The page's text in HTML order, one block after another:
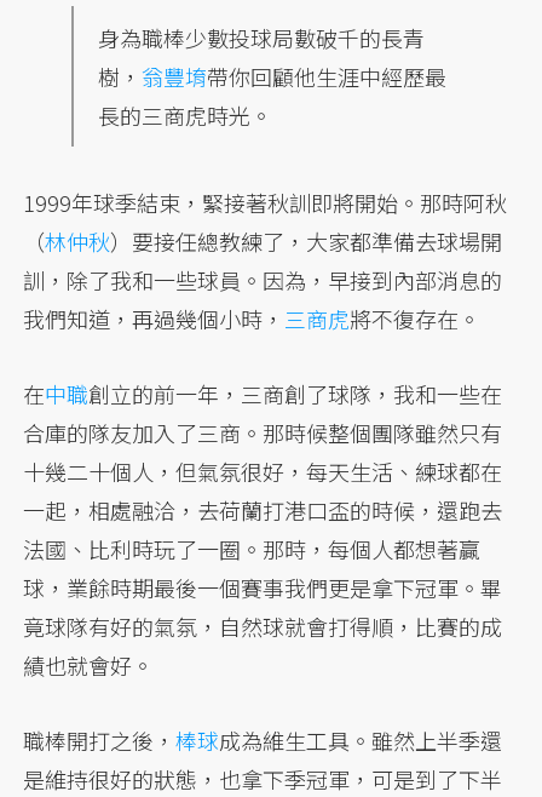
身為職棒少數投球局數破千的長青
樹， 翁豐堉帶你回顧他生涯中經歷最
長的三商虎時光。
1999年球季結束，緊接著秋訓即將開始。那時阿秋
（林仲秋）要接任總教練了，大家都準備去球場開
訓，除了我和一些球員。因為，早接到內部消息的
我們知道，再過幾個小時， 三商虎將不復存在。
在中職創立的前一年，三商創了球隊，我和一些在
合庫的隊友加入了三商。那時候整個團隊雖然只有
十幾二十個人，但氣氛很好，每天生活、練球都在
一起，相處融洽，去荷蘭打港口盃的時候，還跑去
法國、比利時玩了一圈。那時，每個人都想著贏
球，業餘時期最後一個賽事我們更是拿下冠軍。畢
竟球隊有好的氣氛，自然球就會打得順，比賽的成
績也就會好。
職棒開打之後，棒球成為維生工具。雖然上半季還
是維持很好的狀態，也拿下季冠軍，可是到了下半